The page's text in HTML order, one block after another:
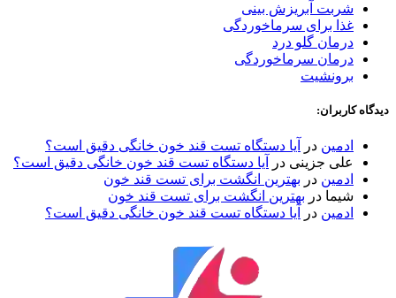
شربت آبریزش بینی
غذا برای سرماخوردگی
درمان گلو درد
درمان سرماخوردگی
برونشیت
دیدگاه کاربران:
ادمین در
آیا دستگاه تست قند خون خانگی دقیق است؟
علی جزینی در
آیا دستگاه تست قند خون خانگی دقیق است؟
ادمین در بهترین انگشت برای تست قند خون
شیما در بهترین انگشت برای تست قند خون
ادمین در آیا دستگاه تست قند خون خانگی دقیق است؟